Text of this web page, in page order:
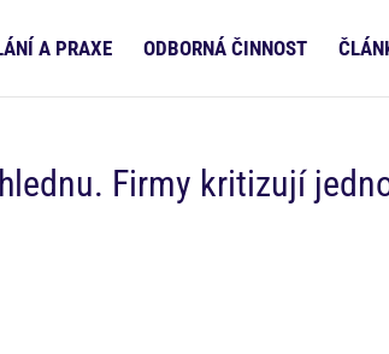
A PRAXE ODBORNÁ ČINNOST
Firmy kritizují